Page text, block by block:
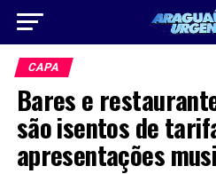
CAPA
Bares e
são isentos de
apresentações